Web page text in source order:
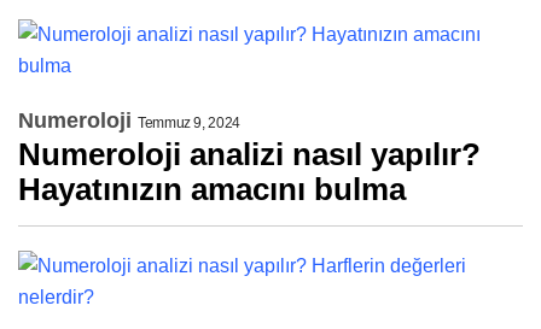
Numeroloji Temmuz 9, 2024
Numeroloji analizi nasıl yapılır?
Hayatınızın amacını bulma